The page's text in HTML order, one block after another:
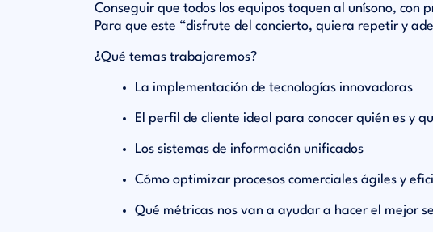
Conseguir que todos los equipos toquen al unísono, con
Para que este “disfrute del concierto, quiera repetir y
¿Qué temas trabajaremos?
La implementación de tecnologías innovadoras
El perfil de cliente ideal para conocer quién es y
Los sistemas de información unificados
Cómo optimizar procesos comerciales ágiles y
Qué métricas nos van a ayudar a hacer el mejor